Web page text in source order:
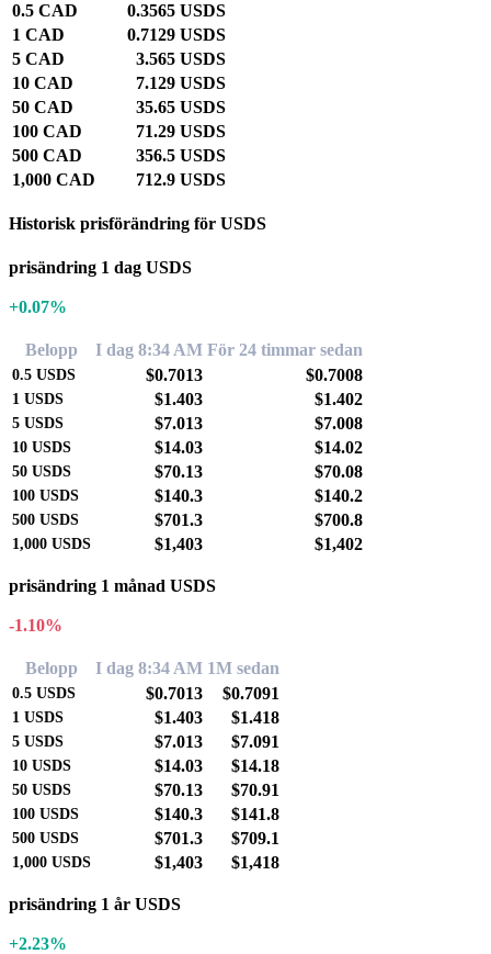
0.5 CAD
0.3565 USDS
1 CAD
0.7129 USDS
5 CAD
3.565 USDS
10 CAD
7.129 USDS
50 CAD
35.65 USDS
100 CAD
71.29 USDS
500 CAD
356.5 USDS
1,000 CAD
712.9 USDS
Historisk prisförändring för USDS
prisändring 1 dag USDS
+0.07%
Belopp I dag 8:34 AM För 24 timmar sedan
0.5 USDS $0.7013 $0.7008
1 USDS $1.403 $1.402
5 USDS $7.013 $7.008
10 USDS $14.03 $14.02
50 USDS $70.13 $70.08
100 USDS $140.3 $140.2
500 USDS $701.3 $700.8
1,000 USDS $1,403 $1,402
prisändring 1 månad USDS
-1.10%
Belopp I dag 8:34 AM 1M sedan
0.5 USDS $0.7013 $0.7091
1 USDS $1.403 $1.418
5 USDS $7.013 $7.091
10 USDS $14.03 $14.18
50 USDS $70.13 $70.91
100 USDS $140.3 $141.8
500 USDS $701.3 $709.1
1,000 USDS $1,403 $1,418
prisändring 1 år USDS
+2.23%